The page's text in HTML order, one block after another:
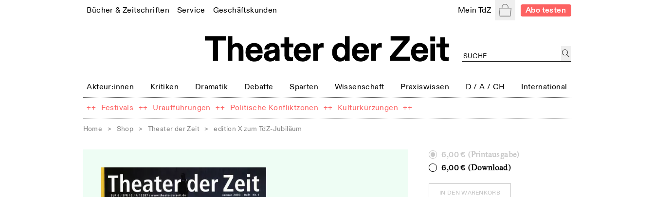
Bücher & Zeitschriften Service Geschäftskunden Mein TdZ WarenkorbAbo testen
Akteur:innen Kritiken Dramatik Debatte Sparten Wissenschaft Praxiswissen D / A / CH International
++ Festivals ++ Uraufführungen ++ Politische Konfliktzonen ++ Kulturkürzungen ++
Home > Shop > Theater der Zeit > edition X zum TdZ-Jubiläum
6,00 € (Printausgabe)
6,00 € (Download)
IN DEN WARENKORB